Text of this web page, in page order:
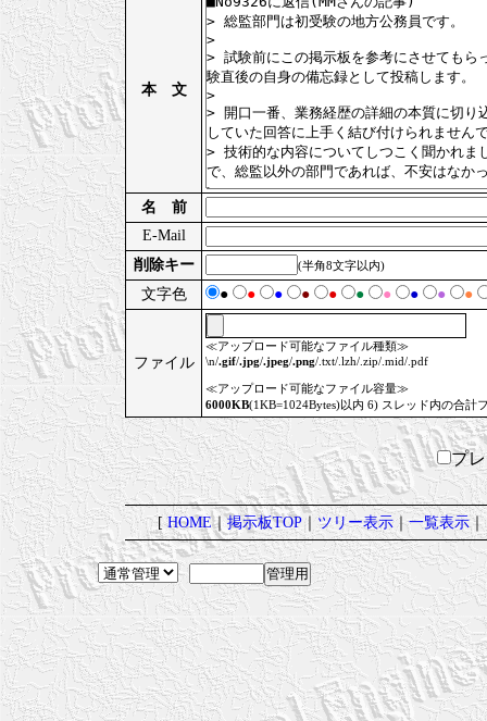
本 文
名 前
E-Mail
削除キー
(半角8文字以内)
文字色 ● ● ● ● ● ● ● ● ● ●
ファイル
≪アップロード可能なファイル種類≫
\n/.gif/.jpg/.jpeg/.png/.txt/.lzh/.zip/.mid/.pdf
≪アップロード可能なファイル容量≫
6000KB(1KB=1024Bytes)以内 6) スレッド内の合計
プ
[HOME｜掲示板TOP｜ツリー表示｜一覧表示｜